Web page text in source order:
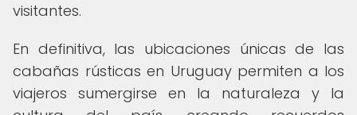
visitantes.
En definitiva, las ubicaciones únicas de las
cabañas rústicas en Uruguay permiten a los
viajeros sumergirse en la naturaleza y la